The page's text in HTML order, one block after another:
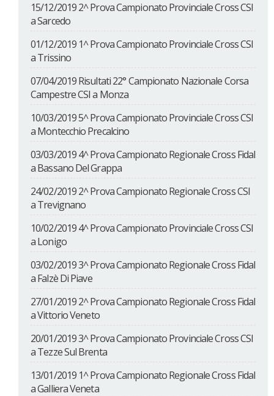
15/12/2019 2^ Prova Campionato Provinciale Cross CSI
a Sarcedo
01/12/2019 1^ Prova Campionato Provinciale Cross CSI
a Trissino
07/04/2019 Risultati 22° Campionato Nazionale Corsa
Campestre CSI a Monza
10/03/2019 5^ Prova Campionato Provinciale Cross CSI
a Montecchio Precalcino
03/03/2019 4^ Prova Campionato Regionale Cross Fidal
a Bassano Del Grappa
24/02/2019 2^ Prova Campionato Regionale Cross CSI
a Trevignano
10/02/2019 4^ Prova Campionato Provinciale Cross CSI
a Lonigo
03/02/2019 3^ Prova Campionato Regionale Cross Fidal
a Falzè Di Piave
27/01/2019 2^ Prova Campionato Regionale Cross Fidal
a Vittorio Veneto
20/01/2019 3^ Prova Campionato Provinciale Cross CSI
a Tezze Sul Brenta
13/01/2019 1^ Prova Campionato Regionale Cross Fidal
a Galliera Veneta